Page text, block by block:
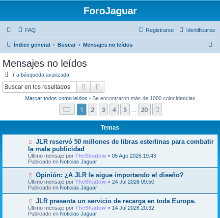
ForoJaguar
FAQ Identificarse
Registrarse
Índice general Buscar Mensajes no leídos
Mensajes no leídos
Ir a búsqueda avanzada
Buscar
Marcar todos como leídos • Se encontraron más de 1000 coincidencias
Página de 20
1 2 3 4 5 20
Temas
N
e
v
o
m
e
n
s
a
e
JLR reservó 50 millones de libras esterlinas para combatir
la mala publicidad
Último mensaje por TheShadow « 05 Ago 2026 19:43
Publicado en Noticias Jaguar
N
u
e
v
m
e
n
Opinión: ¿A JLR le sigue importando el diseño?
Último mensaje por TheShadow « 24 Jul 2026 09:50
Publicado en Noticias Jaguar
N
u
e
JLR presenta un servicio de recarga en toda Europa.
Último mensaje por TheShadow « 14 Jul 2026 20:32
Publicado en Noticias Jaguar